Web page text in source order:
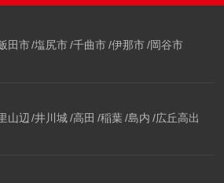
田市 塩尻市 千曲市 伊那市 岡谷市
山辺 井川城 高田 稲葉 島内 広丘高出